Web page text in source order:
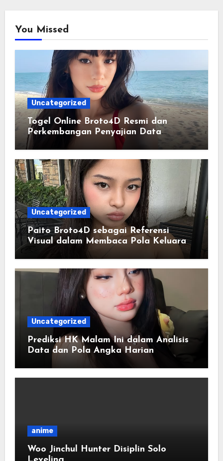
You Missed
Uncategorized
Togel Online Broto4D Resmi dan
Perkembangan Penyajian Data
Pasaran Modern
Uncategorized
Paito Broto4D sebagai Referensi
Visual dalam Membaca Pola Keluaran
Uncategorized
Prediksi HK Malam Ini dalam Analisis
Data dan Pola Angka Harian
anime
Woo Jinchul Hunter Disiplin Solo